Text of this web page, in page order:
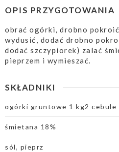
OPIS PRZYGOTOWANIA
obrać ogórki, drobno
wydusić, dodać drobno
dodać szczypiorek) zalać
pieprzem i wymieszać.
SKŁADNIKI
ogórki gruntowe 1 kg2 cebule
śmietana 18%
sól, pieprz